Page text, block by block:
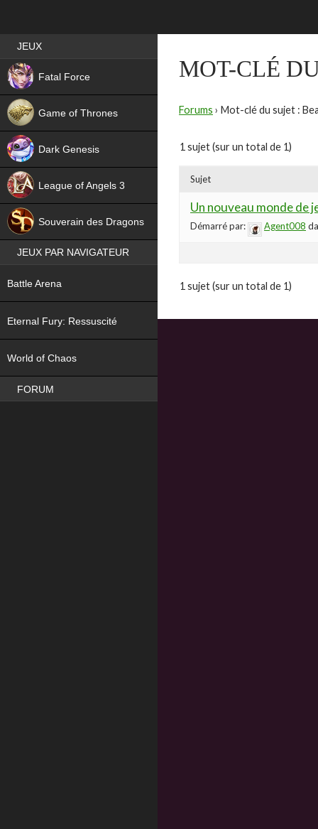
MOT-CLÉ
Forums › Mot-clé du sujet :
1 sujet (sur un total de 1)
Sujet
Un nouveau monde de
Démarré par: Agent008
1 sujet (sur un total de 1)
Best RPG games in France
JEUX
Fatal Force
Game of Thrones
Dark Genesis
League of Angels 3
Souverain des Dragons
JEUX PAR NAVIGATEUR
Battle Arena
Eternal Fury: Ressuscité
World of Chaos
FORUM